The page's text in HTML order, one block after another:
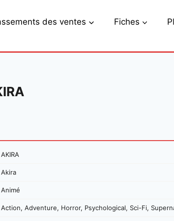
des ventes Fiches
AKIRA
Akira
Animé
Action, Adventure, Horror, Psychological, Sci-Fi,